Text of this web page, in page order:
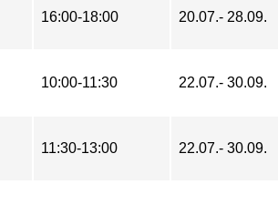
16:00-18:00 20.07.- 28.09.
10:00-11:30 22.07.- 30.09.
11:30-13:00 22.07.- 30.09.